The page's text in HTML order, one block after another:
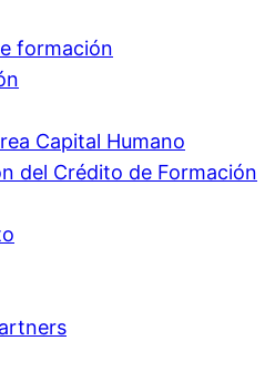
formación
Capital Humano
del Crédito de Formación